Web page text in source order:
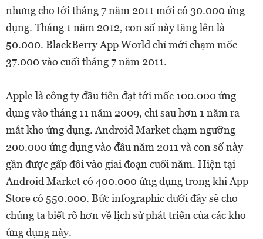
nhưng cho tới tháng 7 năm 2011 mới có 30.000 ứng
dụng. Tháng 1 năm 2012, con số này tăng lên là
50.000. BlackBerry App World chỉ mới chạm mốc
37.000 vào cuối tháng 7 năm 2011.
Apple là công ty đầu tiên đạt tới mốc 100.000 ứng
dụng vào tháng 11 năm 2009, chỉ sau hơn 1 năm ra
mắt kho ứng dụng. Android Market chạm ngưỡng
200.000 ứng dụng vào đầu năm 2011 và con số này
gần được gấp đôi vào giai đoạn cuối năm. Hiện tại
Android Market có 400.000 ứng dụng trong khi App
Store có 550.000. Bức infographic dưới đây sẽ cho
chúng ta biết rõ hơn về lịch sử phát triển của các kho
ứng dụng này.